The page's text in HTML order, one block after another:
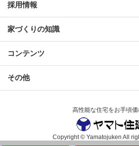
採用情報
家づくりの知識
コンテンツ
その他
高性能な住宅をお手頃
Copyright © Yamatojuken All